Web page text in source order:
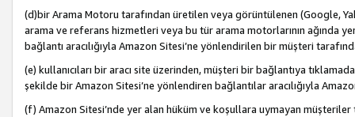
(d)bir Arama Motoru tarafından üretilen veya görüntülenen (Google,
arama ve referans hizmetleri veya bu tür arama motorlarının ağında
bağlantı aracılığıyla Amazon Sitesi’ne yönlendirilen bir müşteri
(e) kullanıcıları bir aracı site üzerinden, müşteri bir bağlantıya
şekilde bir Amazon Sitesi’ne yönlendiren bağlantılar aracılığıyla
(f) Amazon Sitesi’nde yer alan hüküm ve koşullara uymayan müşteriler